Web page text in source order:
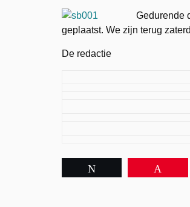
Gedurende
geplaatst. We zijn terug
De redactie